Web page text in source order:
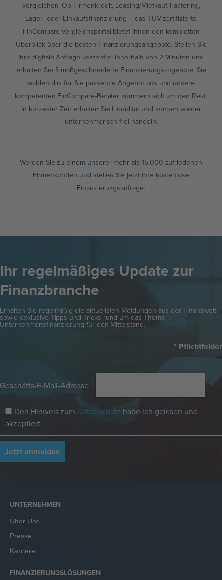
vergleichen. Ob Firmenkredit, Leasing/Mietkauf, Factoring,
Lager- oder Einkaufsfinanzierung – das TÜV-zertifizierte
FinCompare-Vergleichsportal bietet Ihnen den kompletten
Überblick über die besten Finanzierungsangebote. Stellen Sie
Ihre digitale Anfrage kostenfrei innerhalb von 2 Minuten und
erhalten Sie 5 maßgeschneiderte Finanzierungsangebote. Sie
wählen das für Sie passende Angebot aus und unsere
kompetenten FinCompare-Berater kümmern sich um den Rest.
In kürzester Zeit erhalten Sie Liquidität und können wieder
unternehmerisch frei handeln!
Werden Sie zu einem unserer mehr als 15.000 zufriedenen
Firmenkunden und stellen Sie jetzt Ihre kostenlose
Finanzierungsanfrage.
Ihr regelmäßiges Update zur
Finanzbranche
Erhalten Sie regelmäßig die aktuellsten Meldungen aus der Finanzwelt
sowie exklusive Tipps und Tricks rund um das Thema
Unternehmensfinanzierung für den Mittelstand.
* Pflichtfelder
Geschäfts-E-Mail-Adresse *
Den Hinweis zum Datenschutz habe ich gelesen und
akzeptiert. *
UNTERNEHMEN
Über Uns
Presse
Karriere
FINANZIERUNGSLÖSUNGEN